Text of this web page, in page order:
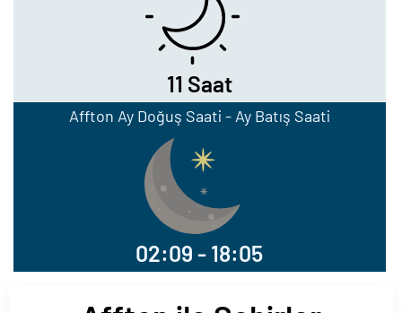
11 Saat
Affton Ay Doğuş Saati - Ay Batış Saati
02:09 - 18:05